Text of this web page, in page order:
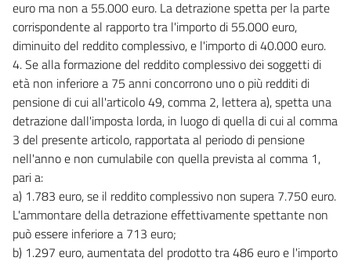
euro ma non a 55.000 euro. La detrazione spetta per la parte
corrispondente al rapporto tra l'importo di 55.000 euro,
diminuito del reddito complessivo, e l'importo di 40.000 euro.
4. Se alla formazione del reddito complessivo dei soggetti di
età non inferiore a 75 anni concorrono uno o più redditi di
pensione di cui all'articolo 49, comma 2, lettera a), spetta una
detrazione dall'imposta lorda, in luogo di quella di cui al comma
3 del presente articolo, rapportata al periodo di pensione
nell'anno e non cumulabile con quella prevista al comma 1,
pari a:
a) 1.783 euro, se il reddito complessivo non supera 7.750 euro.
L'ammontare della detrazione effettivamente spettante non
può essere inferiore a 713 euro;
b) 1.297 euro, aumentata del prodotto tra 486 euro e l'importo